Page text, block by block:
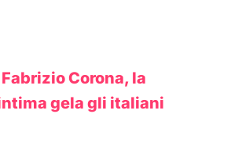
Fabrizio Corona, la
gela gli italiani